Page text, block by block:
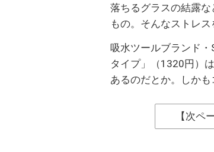
落ちるグラスの結露な
もの。そんなストレ
吸水ツールブランド
タイプ」（1320円）
あるのだとか。しかも
【次ペ